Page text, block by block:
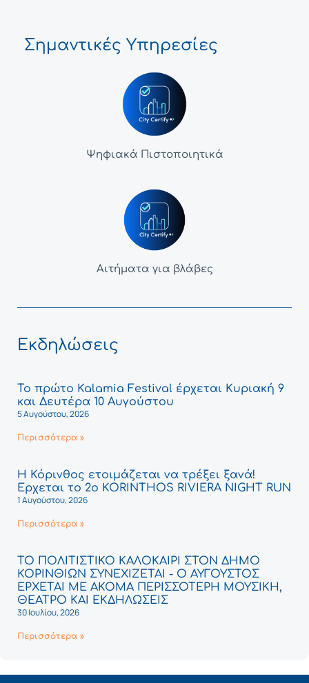
Σημαντικές Υπηρεσίες
Ψηφιακά Πιστοποιητικά
Αιτήματα για βλάβες
Εκδηλώσεις
Το πρώτο Kalamia Festival έρχεται Κυριακή 9
και Δευτέρα 10 Αυγούστου
5 Αυγούστου, 2026
Περισσότερα »
Η Κόρινθος ετοιμάζεται να τρέξει ξανά!
Έρχεται το 2ο KORINTHOS RIVIERA NIGHT RUN
1 Αυγούστου, 2026
Περισσότερα »
ΤΟ ΠΟΛΙΤΙΣΤΙΚΟ ΚΑΛΟΚΑΙΡΙ ΣΤΟΝ ΔΗΜΟ
ΚΟΡΙΝΘΙΩΝ ΣΥΝΕΧΙΖΕΤΑΙ - Ο ΑΥΓΟΥΣΤΟΣ
ΕΡΧΕΤΑΙ ΜΕ ΑΚΟΜΑ ΠΕΡΙΣΣΟΤΕΡΗ ΜΟΥΣΙΚΗ,
ΘΕΑΤΡΟ ΚΑΙ ΕΚΔΗΛΩΣΕΙΣ
30 Ιουλίου, 2026
Περισσότερα »